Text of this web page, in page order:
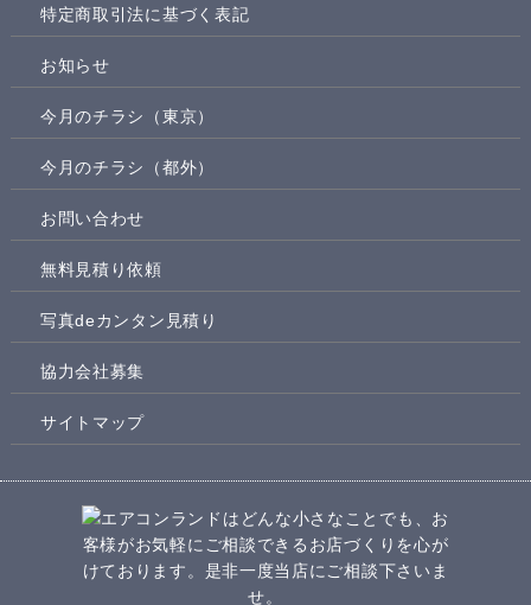
特定商取引法に基づく表記
お知らせ
今月のチラシ（東京）
今月のチラシ（都外）
お問い合わせ
無料見積り依頼
写真deカンタン見積り
協力会社募集
サイトマップ